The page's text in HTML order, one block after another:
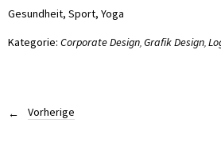
Gesundheit, Sport, Yoga
Kategorie: Corporate Design Grafik Design
Vorherige